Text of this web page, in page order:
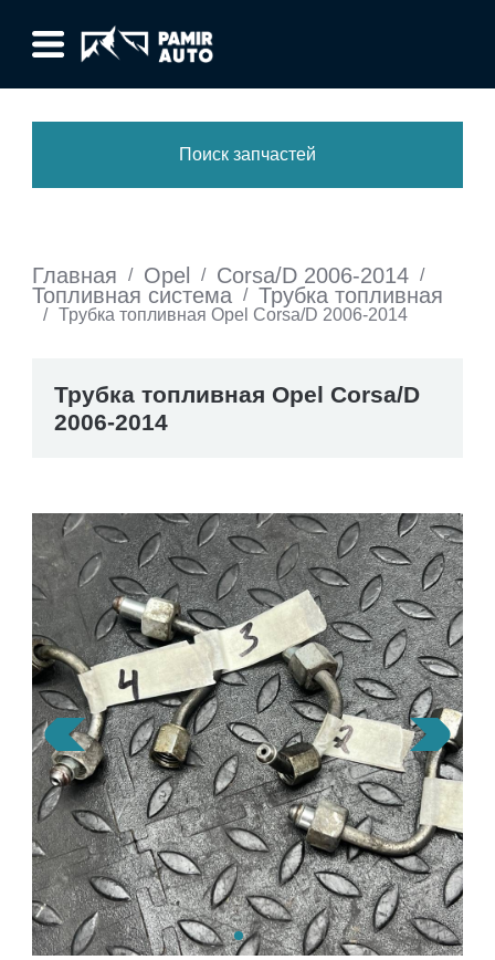
Поиск запчастей
Главная / Opel / Corsa/D 2006-2014 /
Топливная система / Трубка топливная
/ Трубка топливная Opel Corsa/D 2006-2014
Трубка топливная Opel Corsa/D
2006-2014